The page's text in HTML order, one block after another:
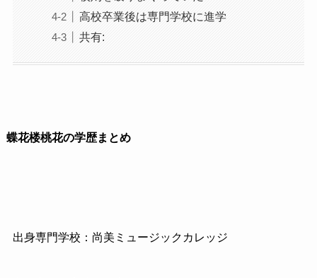
高校卒業後は専門学校に進学
共有:
蝶花楼桃花の学歴まとめ
出身専門学校：尚美ミュージックカレッジ